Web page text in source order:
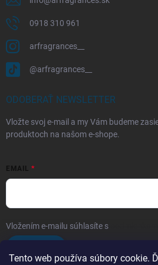
Tento web používa súbory cookie.
0918 310 961
arfragrances__
@arfragrances__
ODOBERAŤ NEWSLETTER
Vložte svoj e-mail a my Vám budeme
produktoch na našom e-shope.
EMAIL
Vložením e-mailu súhlasíte s